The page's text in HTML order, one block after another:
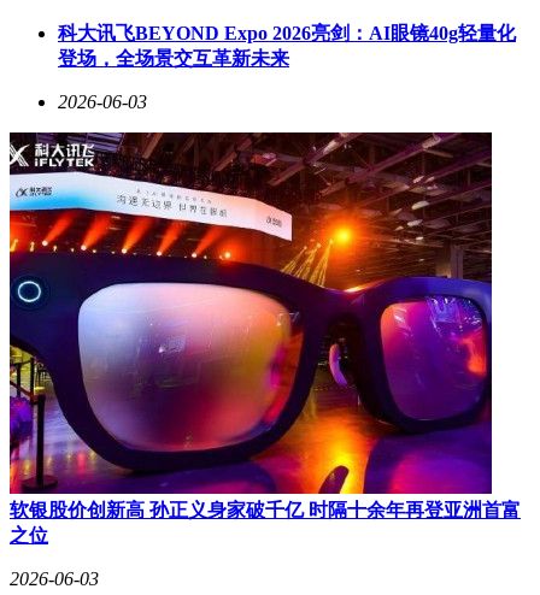
科大讯飞BEYOND Expo 2026亮剑：AI眼镜40g轻量化
登场，全场景交互革新未来
2026-06-03
软银股价创新高 孙正义身家破千亿 时隔十余年再登亚洲首富
之位
2026-06-03